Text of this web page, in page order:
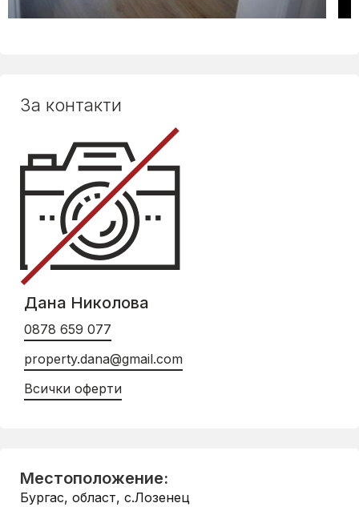
За контакти
Дана Николова
0878 659 077
property.dana@gmail.com
Всички оферти
Местоположение:
Бургас, област, с.Лозенец